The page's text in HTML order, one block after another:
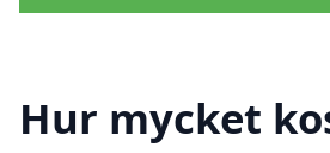
Hur mycket